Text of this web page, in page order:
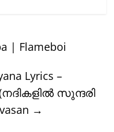
| Flameboi
Lyrics –
(നദികളിൽ സുന്ദരി
→